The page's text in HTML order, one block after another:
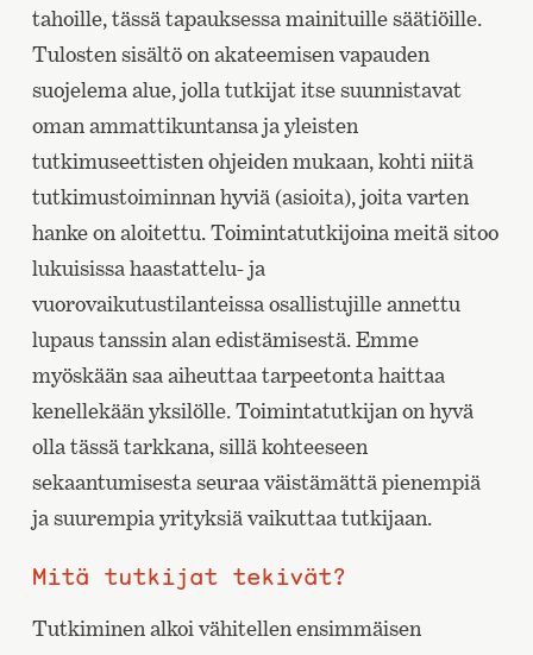
tahoille, tässä tapauksessa mainituille säätiöille.
Tulosten sisältö on akateemisen vapauden
suojelema alue, jolla tutkijat itse suunnistavat
oman ammattikuntansa ja yleisten
tutkimuseettisten ohjeiden mukaan, kohti niitä
tutkimustoiminnan hyviä (asioita), joita varten
hanke on aloitettu. Toimintatutkijoina meitä sitoo
lukuisissa haastattelu- ja
vuorovaikutustilanteissa osallistujille annettu
lupaus tanssin alan edistämisestä. Emme
myöskään saa aiheuttaa tarpeetonta haittaa
kenellekään yksilölle. Toimintatutkijan on hyvä
olla tässä tarkkana, sillä kohteeseen
sekaantumisesta seuraa väistämättä pienempiä
ja suurempia yrityksiä vaikuttaa tutkijaan.
Mitä tutkijat tekivät?
Tutkiminen alkoi vähitellen ensimmäisen